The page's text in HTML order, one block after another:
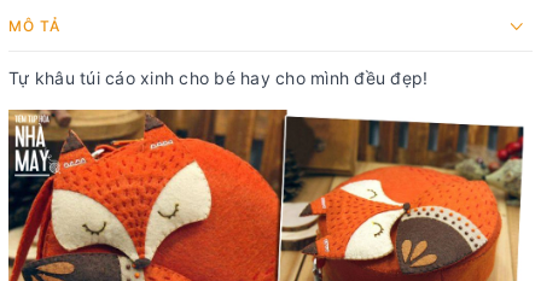
MÔ TẢ
Tự khâu túi cáo xinh cho bé hay cho mình đều đẹp!